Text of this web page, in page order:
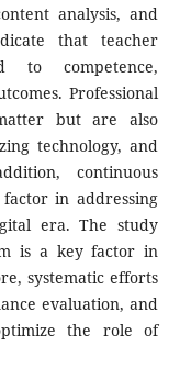
analysis, and
that teacher
to competence,
Professional
but are also
technology, and
continuous
in addressing
era. The study
is a key factor in
systematic efforts
evaluation, and
the role of